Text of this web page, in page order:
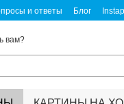
и ответы Блог
вам?